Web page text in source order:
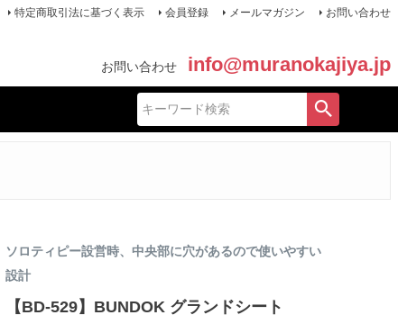
特定商取引法に基づく表示 会員登録 メールマガジン お問い合わせ
お問い合わせ info@muranokajiya.jp
ソロティピー設営時、中央部に穴があるので使いやすい
設計
【BD-529】BUNDOK グランドシート